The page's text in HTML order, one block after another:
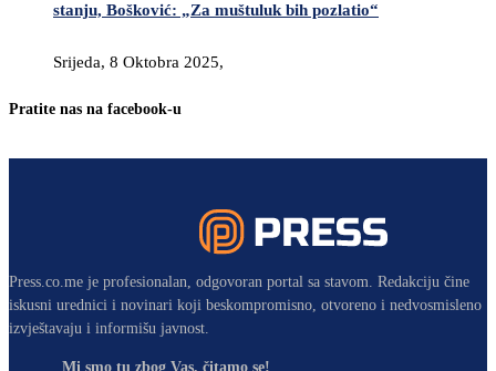
stanju, Bošković: „Za muštuluk bih pozlatio“
Srijeda, 8 Oktobra 2025,
Pratite nas na facebook-u
Press.co.me je profesionalan, odgovoran portal sa stavom. Redakciju čine
iskusni urednici i novinari koji beskompromisno, otvoreno i nedvosmisleno
izvještavaju i informišu javnost.
Mi smo tu zbog Vas, čitamo se!